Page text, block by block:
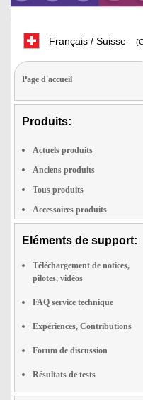
Français / Suisse
Page d'accueil
Produits:
Actuels produits
Anciens produits
Tous produits
Accessoires produits
Eléments de support:
Téléchargement de notices,
pilotes, vidéos
FAQ service technique
Expériences, Contributions
Forum de discussion
Résultats de tests